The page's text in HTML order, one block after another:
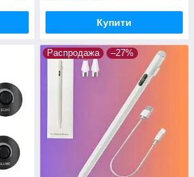
Купити
Распродажа –27%